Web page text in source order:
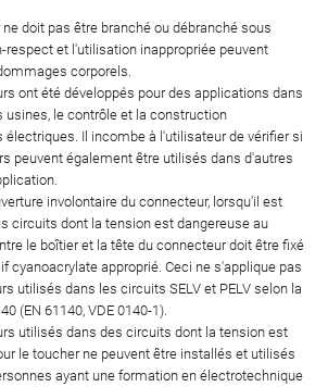
doit pas être branché ou débranché sous
respect et l'utilisation inappropriée peuvent
corporels.
ont été développés pour des applications dans
usines, le contrôle et la construction
électriques. Il incombe à l'utilisateur de vérifier si
peuvent également être utilisés dans d'autres
involontaire du connecteur, lorsqu'il est
circuits dont la tension est dangereuse au
le boîtier et la tête du connecteur doit être fixé
cyanoacrylate approprié. Ceci ne s'applique pas
utilisés dans les circuits SELV et PELV selon la
(EN 61140, VDE 0140-1).
utilisés dans des circuits dont la tension est
le toucher ne peuvent être installés et utilisés
ayant une formation en électrotechnique